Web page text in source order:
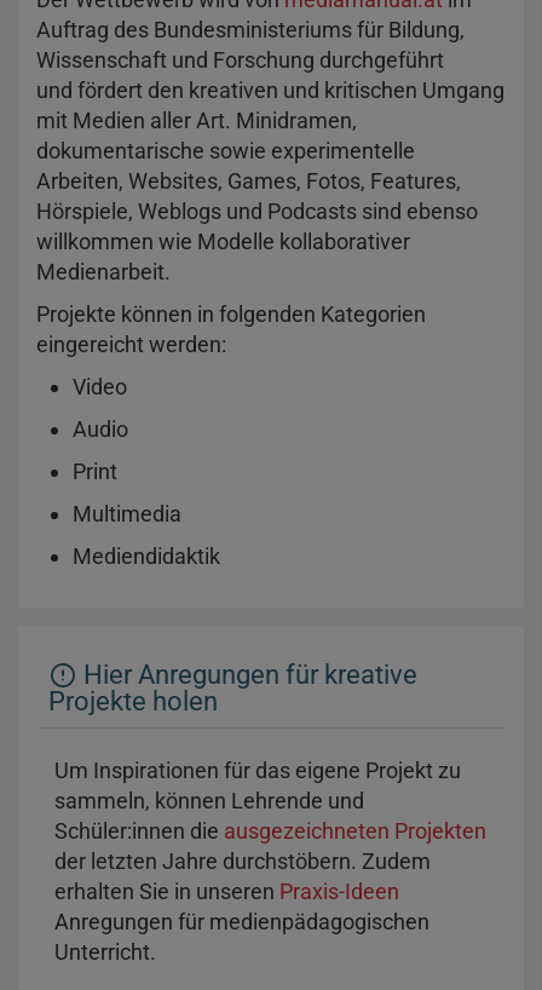
Auftrag des Bundesministeriums für Bildung,
Wissenschaft und Forschung durchgeführt
und fördert den kreativen und kritischen Umgang
mit Medien aller Art. Minidramen,
dokumentarische sowie experimentelle
Arbeiten, Websites, Games, Fotos, Features,
Hörspiele, Weblogs und Podcasts sind ebenso
willkommen wie Modelle kollaborativer
Medienarbeit.
Projekte können in folgenden Kategorien
eingereicht werden:
Video
Audio
Print
Multimedia
Mediendidaktik
Hier Anregungen für kreative
Projekte holen
Um Inspirationen für das eigene Projekt zu
sammeln, können Lehrende und
Schüler:innen die ausgezeichneten Projekten
der letzten Jahre durchstöbern. Zudem
erhalten Sie in unseren Praxis-Ideen
Anregungen für medienpädagogischen
Unterricht.